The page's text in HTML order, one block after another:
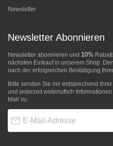
Newsletter
Newsletter Abonnieren
Newsletter abonnieren und 10%
nächsten Einkauf in unserem Shop.
nach der erfolgreichen Bestätigung
Bitte senden Sie mir entsprechend Ihrer
und jederzeit widerruflich
Mail zu.